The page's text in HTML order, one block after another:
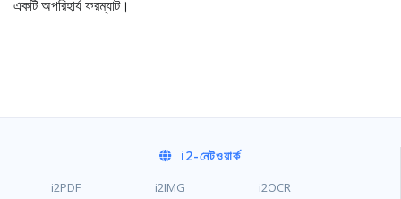
একটি অপরিহার্য ফরম্যাট।
i2-নেটওয়ার্ক
i2PDF i2IMG i2OCR